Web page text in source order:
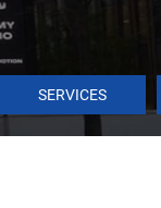
SERVICES